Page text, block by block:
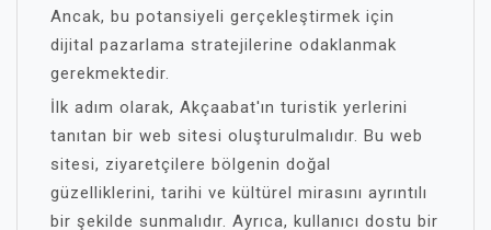
Ancak, bu potansiyeli gerçekleştirmek için
dijital pazarlama stratejilerine odaklanmak
gerekmektedir.
İlk adım olarak, Akçaabat'ın turistik yerlerini
tanıtan bir web sitesi oluşturulmalıdır. Bu web
sitesi, ziyaretçilere bölgenin doğal
güzelliklerini, tarihi ve kültürel mirasını ayrıntılı
bir şekilde sunmalıdır. Ayrıca, kullanıcı dostu bir